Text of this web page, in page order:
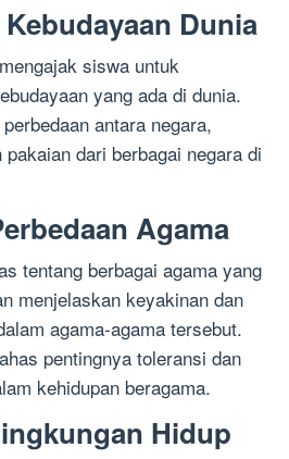
Dunia
siswa untuk
yang ada di dunia.
antara negara,
dari berbagai negara di
Agama
tentang berbagai agama yang
menjelaskan keyakinan dan
agama-agama tersebut.
pentingnya toleransi dan
kehidupan beragama.
Hidup